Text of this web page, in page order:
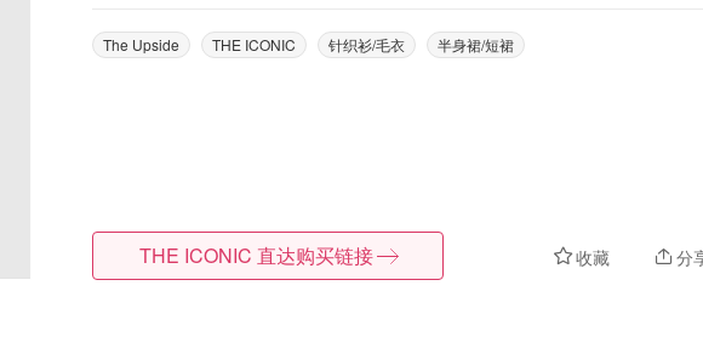
The Upside THE ICONIC 针织衫/毛衣 半身裙/短裙
收藏 分
THE ICONIC 直达购买链接